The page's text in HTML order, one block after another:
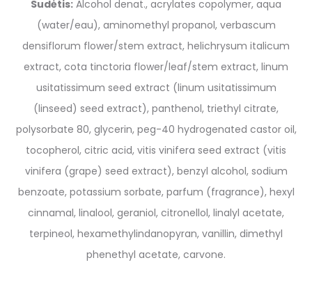
Sudėtis: Alcohol denat., acrylates copolymer, aqua
(water/eau), aminomethyl propanol, verbascum
densiflorum flower/stem extract, helichrysum italicum
extract, cota tinctoria flower/leaf/stem extract, linum
usitatissimum seed extract (linum usitatissimum
(linseed) seed extract), panthenol, triethyl citrate,
polysorbate 80, glycerin, peg-40 hydrogenated castor oil,
tocopherol, citric acid, vitis vinifera seed extract (vitis
vinifera (grape) seed extract), benzyl alcohol, sodium
benzoate, potassium sorbate, parfum (fragrance), hexyl
cinnamal, linalool, geraniol, citronellol, linalyl acetate,
terpineol, hexamethylindanopyran, vanillin, dimethyl
phenethyl acetate, carvone.